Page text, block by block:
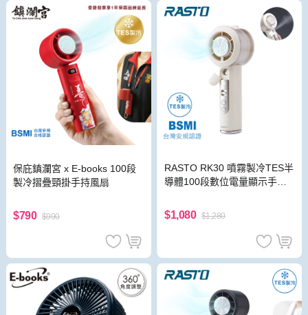
保庇鎮瀾宮 x E-books 100段
製冷摺疊頸掛手持風扇
$790 $990
RASTO RK30 噴霧製冷TES半
導體100段數位電量顯示手持
$1,080 $1,280